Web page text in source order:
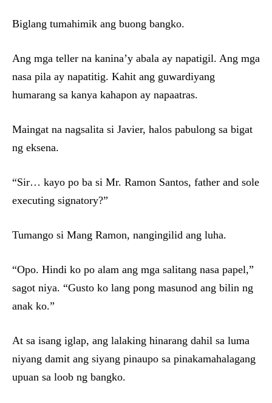
Biglang tumahimik ang buong bangko.
Ang mga teller na kanina’y abala ay napatigil. Ang mga
nasa pila ay napatitig. Kahit ang guwardiyang
humarang sa kanya kahapon ay napaatras.
Maingat na nagsalita si Javier, halos pabulong sa bigat
ng eksena.
“Sir… kayo po ba si Mr. Ramon Santos, father and sole
executing signatory?”
Tumango si Mang Ramon, nangingilid ang luha.
“Opo. Hindi ko po alam ang mga salitang nasa papel,”
sagot niya. “Gusto ko lang pong masunod ang bilin ng
anak ko.”
At sa isang iglap, ang lalaking hinarang dahil sa luma
niyang damit ang siyang pinaupo sa pinakamahalagang
upuan sa loob ng bangko.